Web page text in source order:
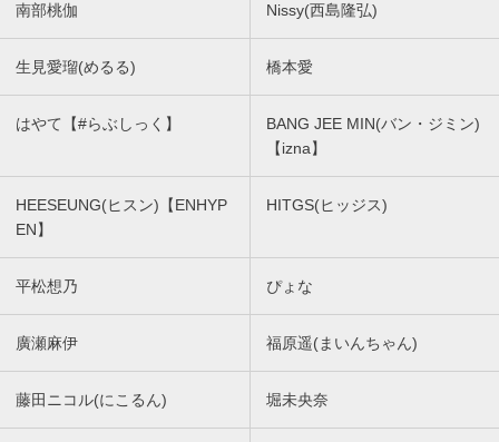
南部桃伽 Nissy(西島隆弘)
生見愛瑠(めるる) 橋本愛
はやて【#らぶしっく】
BANG JEE MIN(バン・ジミン)
【izna】
HEESEUNG(ヒスン)【ENHYP
EN】
HITGS(ヒッジス)
平松想乃 ぴょな
廣瀬麻伊 福原遥(まいんちゃん)
藤田ニコル(にこるん) 堀未央奈